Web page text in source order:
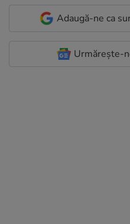
Adaugă-ne ca
Urmărește-